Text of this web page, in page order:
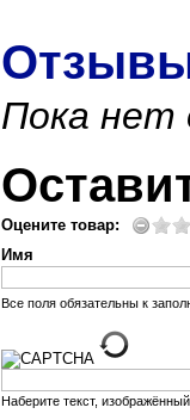
Пока нет
Оцените товар:
Имя
Все поля обязательны к
Наберите текст,